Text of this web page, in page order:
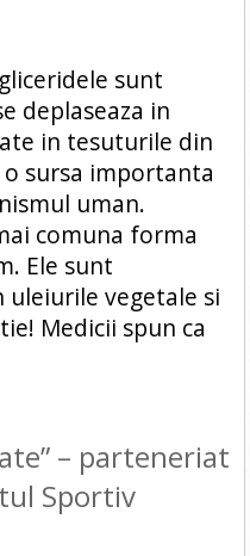
sunt
deplaseaza in
in tesuturile din
sursa importanta
uman.
comuna forma
Ele sunt
vegetale si
Medicii spun ca
– parteneriat
Sportiv